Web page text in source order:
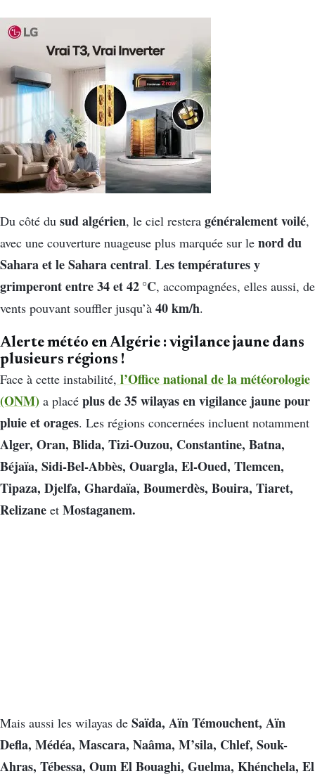
Du côté du sud algérien, le ciel restera généralement voilé,
avec une couverture nuageuse plus marquée sur le nord du
Sahara et le Sahara central. Les températures y
grimperont entre 34 et 42 °C, accompagnées, elles aussi, de
vents pouvant souffler jusqu’à 40 km/h.
Alerte météo en Algérie : vigilance jaune dans
plusieurs régions !
Face à cette instabilité, l’Office national de la météorologie
(ONM) a placé plus de 35 wilayas en vigilance jaune pour
pluie et orages. Les régions concernées incluent notamment
Alger, Oran, Blida, Tizi-Ouzou, Constantine, Batna,
Béjaïa, Sidi-Bel-Abbès, Ouargla, El-Oued, Tlemcen,
Tipaza, Djelfa, Ghardaïa, Boumerdès, Bouira, Tiaret,
Relizane et Mostaganem.
Mais aussi les wilayas de Saïda, Aïn Témouchent, Aïn
Defla, Médéa, Mascara, Naâma, M’sila, Chlef, Souk-
Ahras, Tébessa, Oum El Bouaghi, Guelma, Khénchela, El